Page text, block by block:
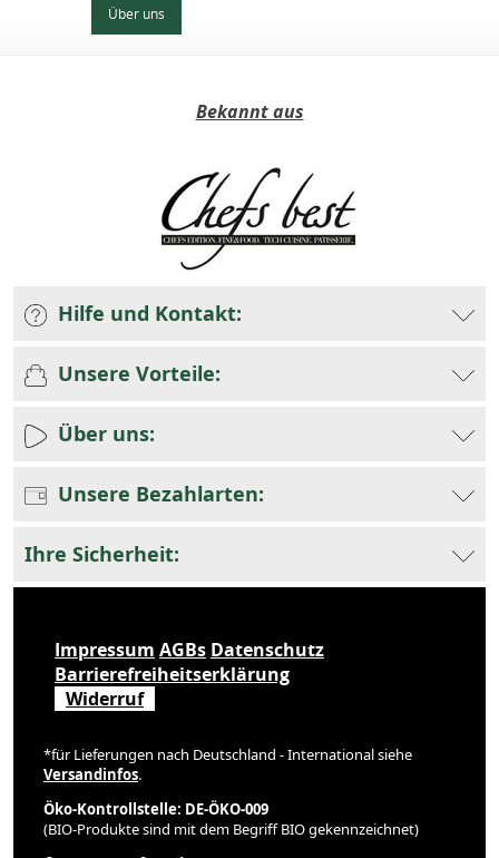
Über uns
Bekannt aus
Hilfe und Kontakt:
Unsere Vorteile:
Über uns:
Unsere Bezahlarten:
Ihre Sicherheit:
Impressum AGBs Datenschutz
Barrierefreiheitserklärung
Widerruf
*für Lieferungen nach Deutschland - International siehe
Versandinfos.
Öko-Kontrollstelle: DE-ÖKO-009
(BIO-Produkte sind mit dem Begriff BIO gekennzeichnet)